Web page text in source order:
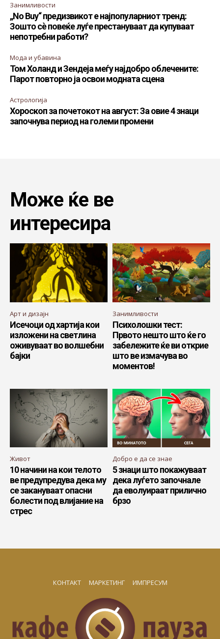
Занимливости
„No Buy“ предизвикот е најпопуларниот тренд:
Зошто сè повеќе луѓе престануваат да купуваат
непотребни работи?
Мода и убавина
Том Холанд и Зендеја меѓу најдобро облечените:
Парот повторно ја освои модната сцена
Астрологија
Хороскоп за почетокот на август: За овие 4 знаци
започнува период на големи промени
Може ќе ве
интересира
Арт и дизајн
Исечоци од хартија кои
изложени на светлина
оживуваат во волшебни
бајки
Занимливости
Психолошки тест:
Првото нешто што ќе го
забележите ќе ви открие
што ве измачува во
моментов!
Живот
10 начини на кои телото
ве предупредува дека му
се закануваат опасни
болести под влијание на
стрес
Добро е да се знае
5 знаци што покажуваат
дека луѓето започнале
да еволуираат прилично
брзо
КОНТАКТ МАРКЕТИНГ ИМПРЕСУМ